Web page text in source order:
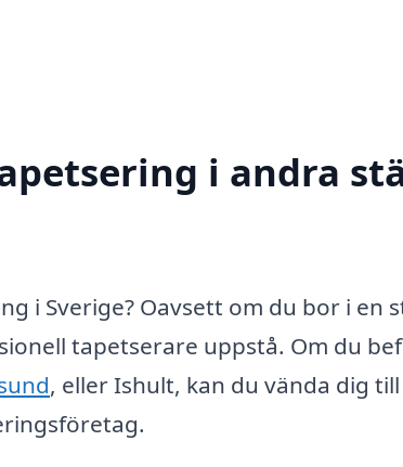
i andra
i Sverige? Oavsett om du bor i en
tapetserare uppstå. Om du
, eller Ishult, kan du vända dig